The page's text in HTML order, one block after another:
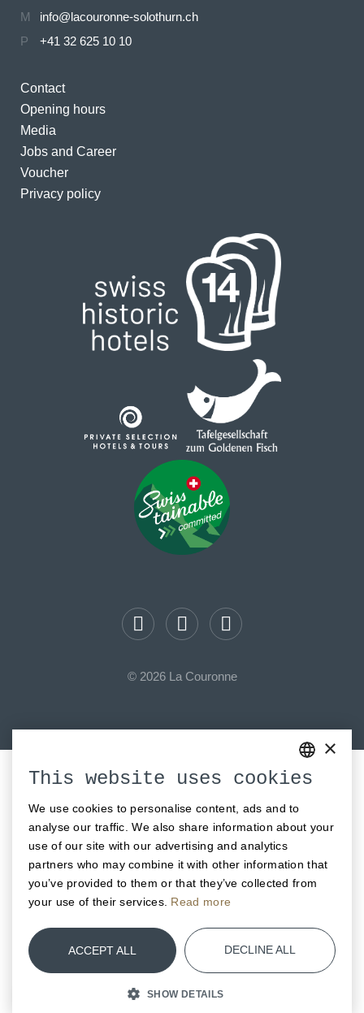
RESERVATION
M
info@lacouronne-solothurn.ch
P
+41 32 625 10 10
Contact
Opening hours
Media
Jobs and Career
Voucher
Privacy policy
© 2026 La Couronne
Our Genossenschaft
Baseltor ∙ Solheure ∙ Salzhaus ∙ La Couronne ∙ Viktor ∙ Hoch3
∙ Genossenschaft ∙ Klosterherberge
GERMAN
FRENCH
×
This website uses cookies
We use cookies to personalise content, ads and to
analyse our traffic. We also share information about your
use of our site with our advertising and analytics
partners who may combine it with other information that
you’ve provided to them or that they’ve collected from
your use of their services. Read more
ACCEPT ALL DECLINE ALL
SHOW DETAILS